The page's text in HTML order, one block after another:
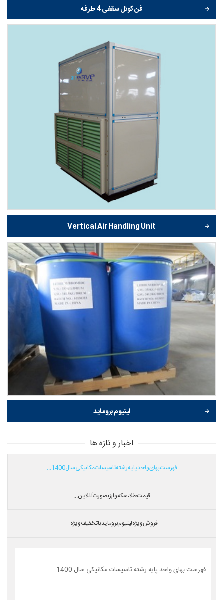
فن کوئل سقفی 4 طرفه
Vertical Air Handling Unit
لیتیوم بروماید
اخبار و تازه ها
فهرست بهای واحد پایه رشته تاسیسات مکانیکی سال 1400...
قیمت طلا،سکه و ارز بصورت آنلاین...
فروش ویژه لیتیوم بروماید با تخفیف ویژه...
فهرست بهای واحد پایه رشته تاسیسات مکانیکی سال 1400